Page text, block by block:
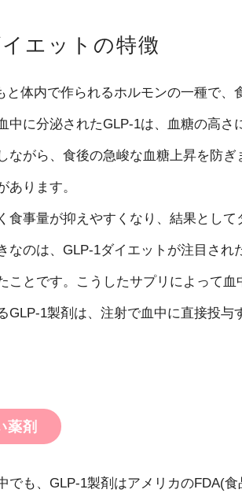
エットの特徴
と体内で作られるホルモンの一種で
中に分泌されたGLP-1は、血糖の高
ながら、食後の急峻な血糖上昇を防
あります。
食事量が抑えやすくなり、結果として
なのは、GLP-1ダイエットが注目さ
ことです。こうしたサプリによって
GLP-1製剤は、注射で血中に直接投
薬剤
でも、GLP-1製剤はアメリカのFDA(